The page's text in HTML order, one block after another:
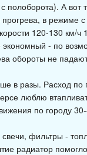
полоборота). А вот
в режиме
120-130 км/
- по
обороты не
в разы. Расход по
люблю
по городу
фильтры -
радиатор